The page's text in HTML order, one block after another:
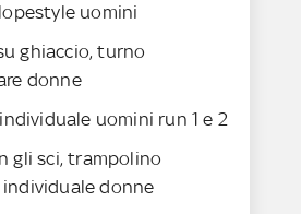
uomini
ghiaccio, turno
donne
uomini run 1 e 2
gli sci, trampolino
donne